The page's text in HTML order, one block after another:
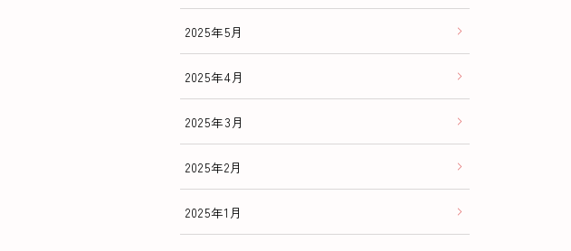
2025年5月
2025年4月
2025年3月
2025年2月
2025年1月